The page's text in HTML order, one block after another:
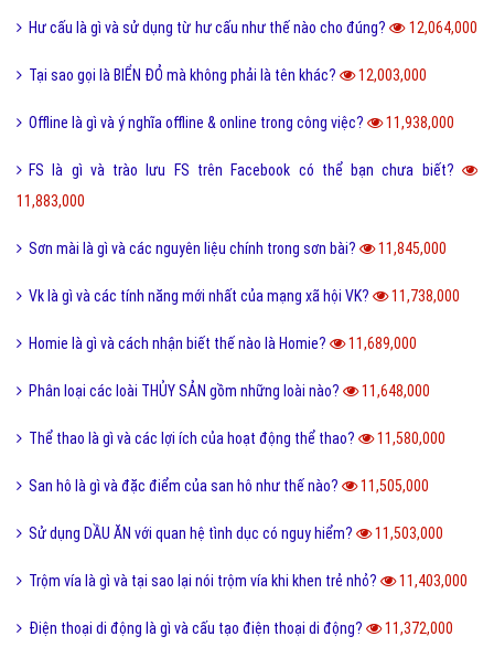
Hư cấu là gì và sử dụng từ hư cấu như thế nào cho đúng? 12,064,000
Tại sao gọi là BIỂN ĐỎ mà không phải là tên khác? 12,003,000
Offline là gì và ý nghĩa offline & online trong công việc? 11,938,000
FS là gì và trào lưu FS trên Facebook có thể bạn chưa biết?
11,883,000
Sơn mài là gì và các nguyên liệu chính trong sơn bài? 11,845,000
Vk là gì và các tính năng mới nhất của mạng xã hội VK? 11,738,000
Homie là gì và cách nhận biết thế nào là Homie? 11,689,000
Phân loại các loài THỦY SẢN gồm những loài nào? 11,648,000
Thể thao là gì và các lợi ích của hoạt động thể thao? 11,580,000
San hô là gì và đặc điểm của san hô như thế nào? 11,505,000
Sử dụng DẦU ĂN với quan hệ tình dục có nguy hiểm? 11,503,000
Trộm vía là gì và tại sao lại nói trộm vía khi khen trẻ nhỏ? 11,403,000
Điện thoại di động là gì và cấu tạo điện thoại di động? 11,372,000